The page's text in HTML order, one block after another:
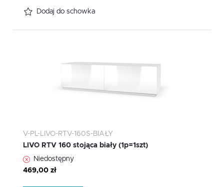
Dodaj do schowka
V-PL-LIVO-RTV-160S-BIAŁY
LIVO RTV 160 stojąca biały (1p=1szt)
Niedostępny
469,00 zł